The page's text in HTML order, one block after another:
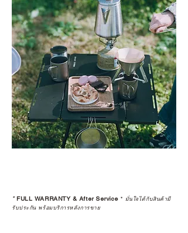
*FULL WARRANTY & After Service * มั่นใจได้กับสินค้ามี
รับประกัน พร้อมบริการหลังการขาย